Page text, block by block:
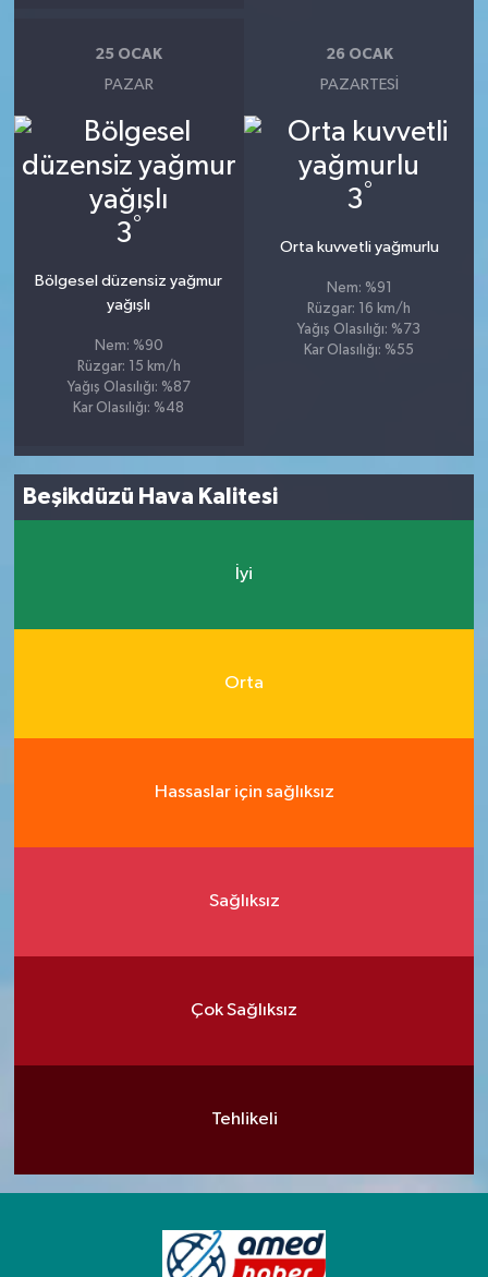
25 OCAK
PAZAR
3°
Bölgesel düzensiz yağmur
yağışlı
Nem: %90
Rüzgar: 15 km/h
Yağış Olasılığı: %87
Kar Olasılığı: %48
26 OCAK
PAZARTESI
3°
Orta kuvvetli yağmurlu
Nem: %91
Rüzgar: 16 km/h
Yağış Olasılığı: %73
Kar Olasılığı: %55
Beşikdüzü Hava Kalitesi
İyi
Orta
Hassaslar için sağlıksız
Sağlıksız
Çok Sağlıksız
Tehlikeli